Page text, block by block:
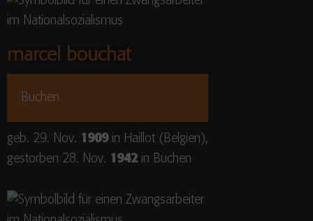
marcel bouchat
Buchen
geb. 29. Nov. 1909in Haillot (Belgien),
gestorben 28. Nov. 1942 in Buchen